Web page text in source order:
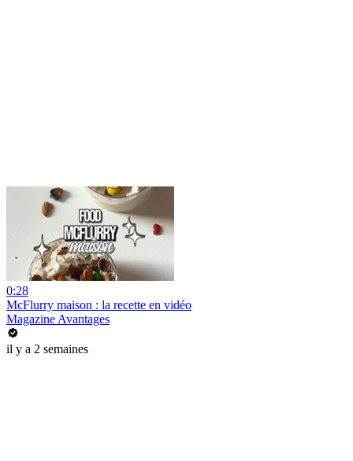
0:28
McFlurry maison : la recette en vidéo
Magazine Avantages
il y a 2 semaines